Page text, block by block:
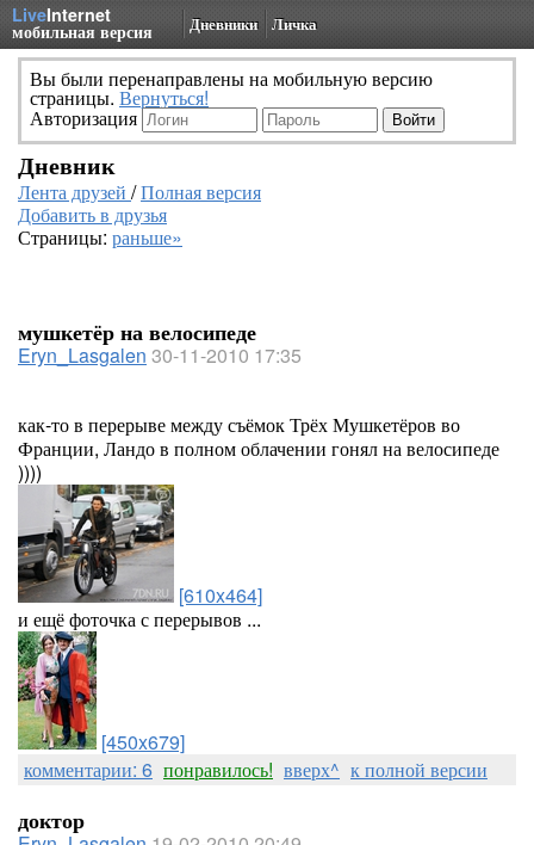
LiveInternet
мобильная версия Дневники Личка
Вы были перенаправлены на мобильную версию
страницы. Вернуться!
Авторизация
Дневник
Лента друзей /Полная версия
Добавить в друзья
Страницы: раньше»
мушкетёр на велосипеде
Eryn_Lasgalen 30-11-2010 17:35
как-то в перерыве между съёмок Трёх Мушкетёров во
Франции, Ландо в полном облачении гонял на велосипеде
))))
[610x464]
и ещё фоточка с перерывов ...
[450x679]
комментарии: 6 понравилось! вверх^ к полной версии
доктор